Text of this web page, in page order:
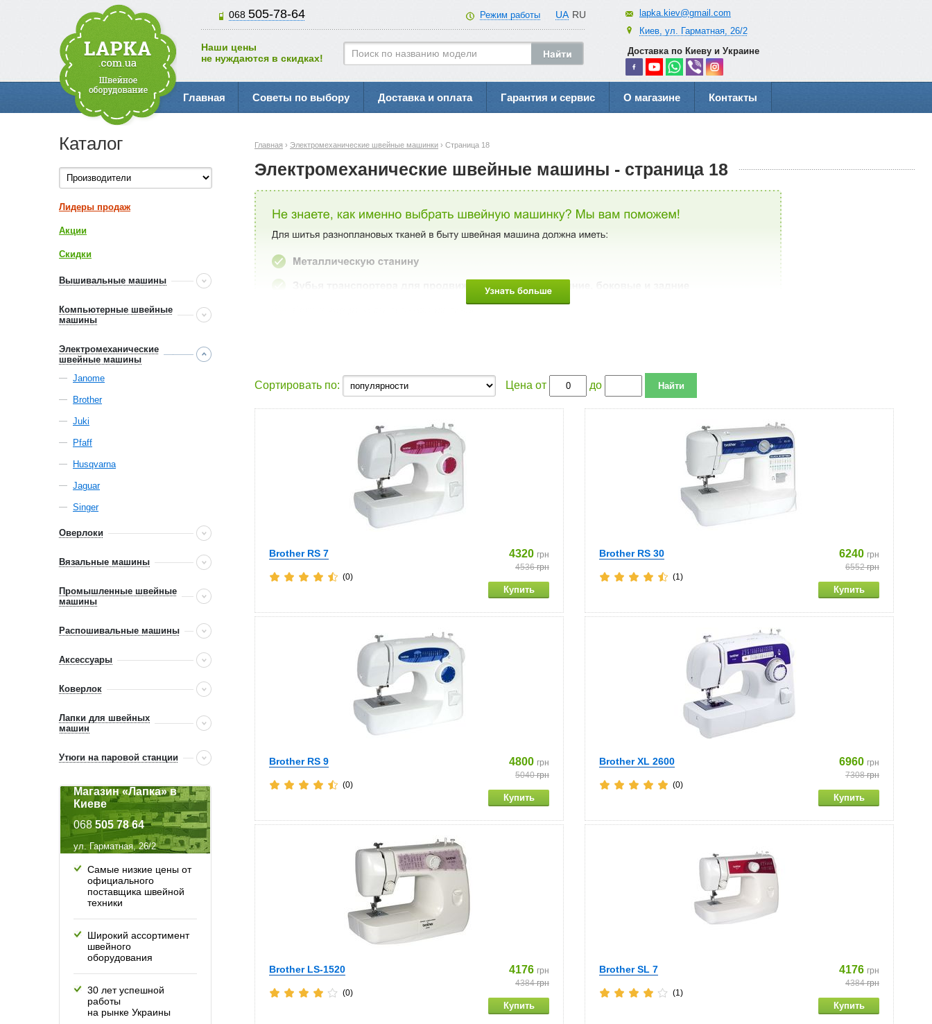
068 505-78-64 UA RU
Режим работы
Наши цены
не нуждаются в скидках!
lapka.kiev@gmail.com
Киев, ул. Гарматная, 26/2
Доставка по Киеву и Украине
Главная Советы по выбору Доставка и оплата Гарантия и сервис О магазине Контакты
Главная › Электромеханические швейные машинки › Страница 18
Электромеханические швейные машины - страница 18
Сортировать по: Цена от до
Brother RS 7 4320 грн
4536грн
(0)
Brother RS 30 6240 грн
6552грн
(1)
Brother RS 9 4800 грн
5040грн
(0)
Brother XL 2600 6960 грн
7308грн
(0)
Brother LS-1520 4176 грн
4384грн
(0)
Brother SL 7 4176 грн
4384грн
(1)
Каталог
Лидеры продаж
Акции
Скидки
Вышивальные машины
Компьютерные швейные
машины
Электромеханические
швейные машины
Janome
Brother
Juki
Pfaff
Husqvarna
Jaguar
Singer
Оверлоки
Вязальные машины
Промышленные швейные
машины
Распошивальные машины
Аксессуары
Коверлок
Лапки для швейных
машин
Утюги на паровой станции
Магазин «Лапка» в
Киеве
068 505 78 64
ул. Гарматная, 26/2
Самые низкие цены от
официального
поставщика швейной
техники
Широкий ассортимент
швейного
оборудования
30 лет успешной
работы
на рынке Украины